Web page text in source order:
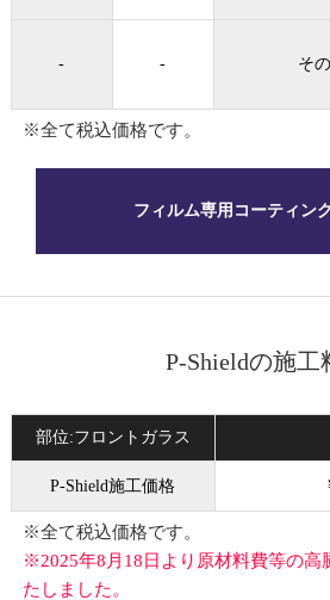
- - そ
※全て税込価格です。
フィルム専用コーティン
P-Shieldの施工
部位:フロントガラス
P-Shield施工価格
※全て税込価格です。
※2025年8月18日より原材料費等の高
たしました。